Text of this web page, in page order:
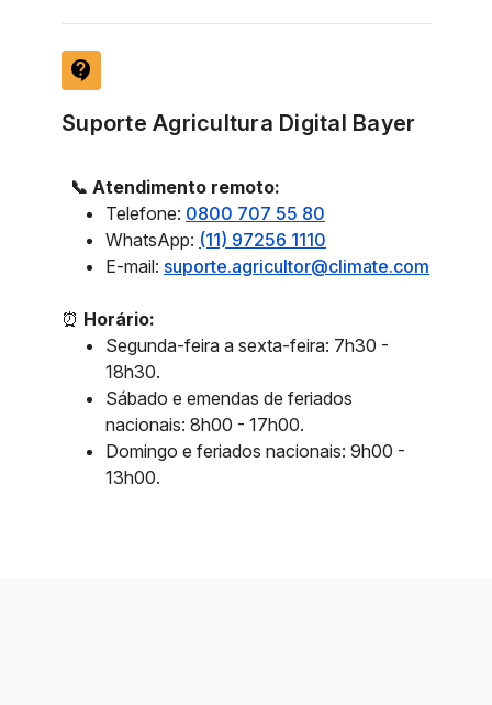
contact_support
Suporte Agricultura Digital Bayer
📞 Atendimento remoto:
Telefone: 0800 707 55 80
WhatsApp: (11) 97256 1110
E-mail: suporte.agricultor@climate.com
⏰ Horário:
Segunda-feira a sexta-feira: 7h30 -
18h30.
Sábado e emendas de feriados
nacionais: 8h00 - 17h00.
Domingo e feriados nacionais: 9h00 -
13h00.